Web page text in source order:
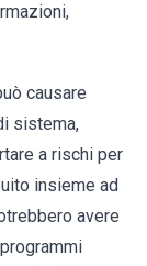
causare
sistema,
a rischi per
insieme ad
avere